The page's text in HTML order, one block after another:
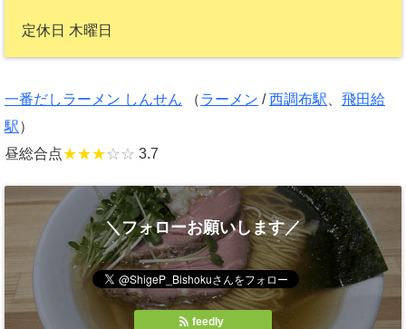
定休日 木曜日
一番だしラーメン しんせん （ラーメン /西調布駅
飛田給
駅）
昼総合点★★★☆☆ 3.7
＼フォローお願いします／
feedly